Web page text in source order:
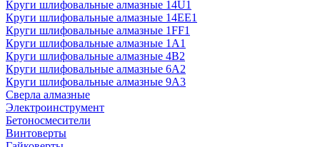
Круги шлифовальные алмазные 14U1
Круги шлифовальные алмазные 14ЕЕ1
Круги шлифовальные алмазные 1FF1
Круги шлифовальные алмазные 1А1
Круги шлифовальные алмазные 4В2
Круги шлифовальные алмазные 6A2
Круги шлифовальные алмазные 9А3
Сверла алмазные
Электроинструмент
Бетоносмесители
Винтоверты